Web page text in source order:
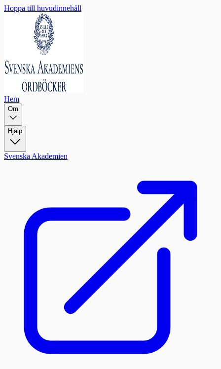
Hoppa till huvudinnehåll
Hem
Om
Hjälp
Svenska Akademien